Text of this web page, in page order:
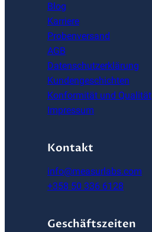
Blog
Karriere
Probenversand
AGB
Datenschutzerklärung
Kundengeschichten
Konformität und Qualität
Impressum
Kontakt
info@measurlabs.com
+358 50 336 6128
Geschäftszeiten